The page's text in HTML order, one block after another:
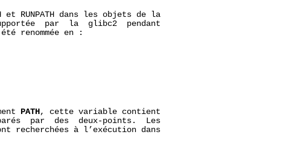
et RUNPATH dans les objets de la
par  la  glibc2  pendant
renommée en :
PATH, cette variable contient
par  des  deux-points.  Les
recherchées à l’exécution dans